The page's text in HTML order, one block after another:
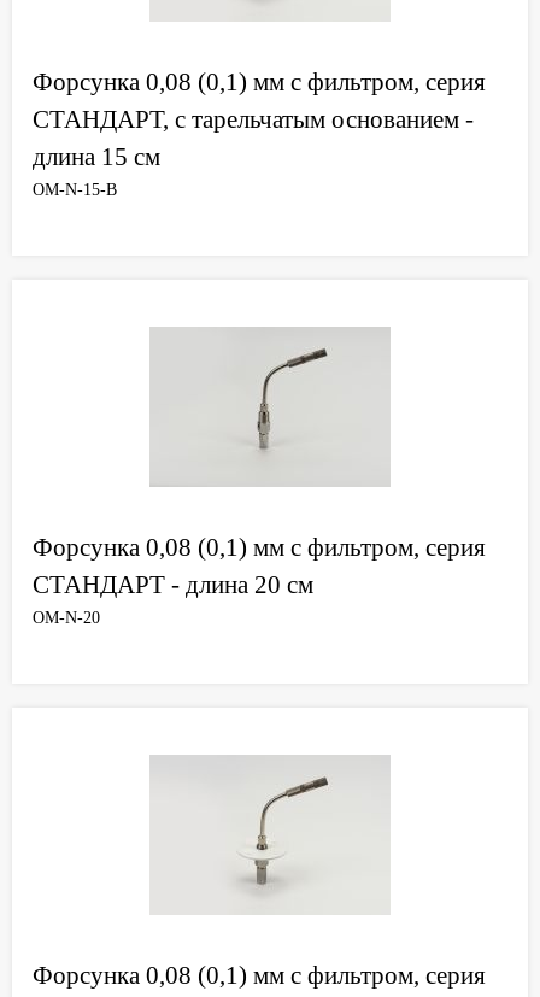
Форсунка 0,08 (0,1) мм с фильтром, серия
СТАНДАРТ, с тарельчатым основанием -
длина 15 см
OM-N-15-B
Форсунка 0,08 (0,1) мм с фильтром, серия
СТАНДАРТ - длина 20 см
OM-N-20
Форсунка 0,08 (0,1) мм с фильтром, серия